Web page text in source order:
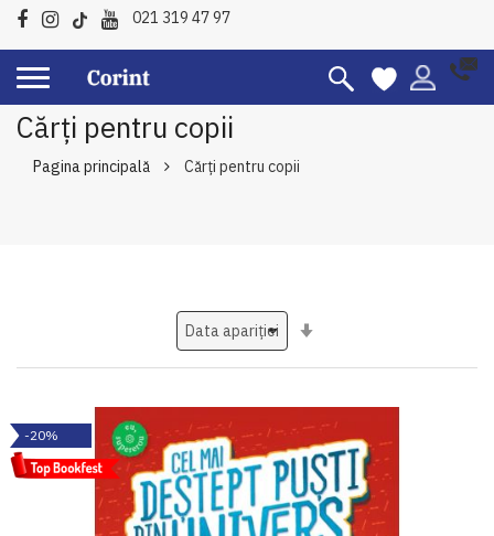
021 319 47 97
Cărți pentru copii
Pagina principală Cărți pentru copii
-20%